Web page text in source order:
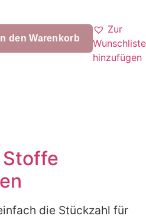
In den Warenkorb
Zur
Wunschliste
hinzufügen
Stoffe
die Stückzahl für